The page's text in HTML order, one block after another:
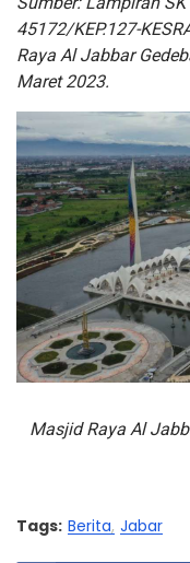
45172/KEP.127-
Raya Al Jabbar
Maret 2023.
Masjid Raya Al
Tags: Berita Jabar